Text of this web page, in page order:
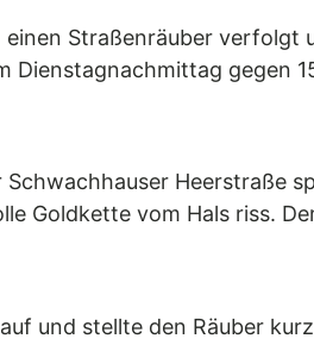
Straßenräuber verfolgt
gegen
Heerstraße
Goldkette vom Hals riss.
und stellte den Räuber